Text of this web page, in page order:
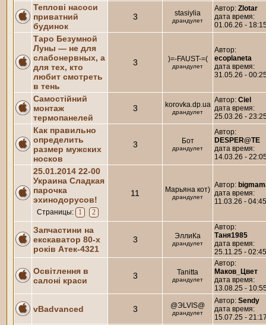
Теплові насоси
приватний
будинок
3 stasiylia
драндулет
Автор:Zlotar
дата время:
01.06.26 -
Таро Безумной
Луны — не для
слабонервных, а
для тех, кто
любит смотреть
в тень
3 )=-FAUST-=(
драндулет
Автор:
ecoplaneta
дата время:
31.05.26 -
Самостійний
монтаж
термопанелей
3 korovka.dp.ua
драндулет
Автор:Ciel
дата время:
25.03.26 -
Как правильно
определить
размер мужских
носков
3 Бот
драндулет
Автор:
DESPER@TE
дата время:
14.03.26 -
25.01.2014 22-00
Украина Сладкая
парочка
эхинодорусов!
Страницы: 1 2
11 Марьяна кот)
драндулет
Автор:
дата время:
11.03.26 -
Запчастини на
екскаватор 80-х
років Атек-4321
3 ЭллиКа
драндулет
Автор:
Таня1985
дата время:
25.11.25 -
Освітлення в
салоні краси
3 Tanitta
драндулет
Автор:
Маков_Цвет
дата время:
13.08.25 -
vBadvanced 3 @ЭLVIS@
драндулет
Автор:Sendy
дата время:
15.07.25 -